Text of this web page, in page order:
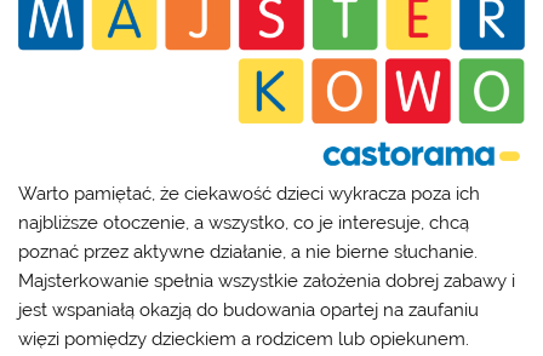
Warto pamiętać, że ciekawość dzieci wykracza poza ich
najbliższe otoczenie, a wszystko, co je interesuje, chcą
poznać przez aktywne działanie, a nie bierne słuchanie.
Majsterkowanie spełnia wszystkie założenia dobrej zabawy i
jest wspaniałą okazją do budowania opartej na zaufaniu
więzi pomiędzy dzieckiem a rodzicem lub opiekunem.